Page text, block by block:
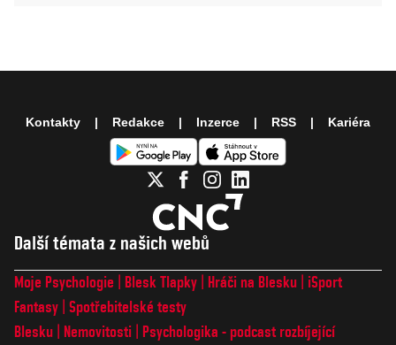
Další témata z našich webů
Moje Psychologie Blesk Tlapky Hráči na Blesku
iSport
Fantasy Spotřebitelské testy
Blesku
Nemovitosti
Psychologika - podcast rozbíjející
Kontakty Redakce Inzerce RSS Kariéra